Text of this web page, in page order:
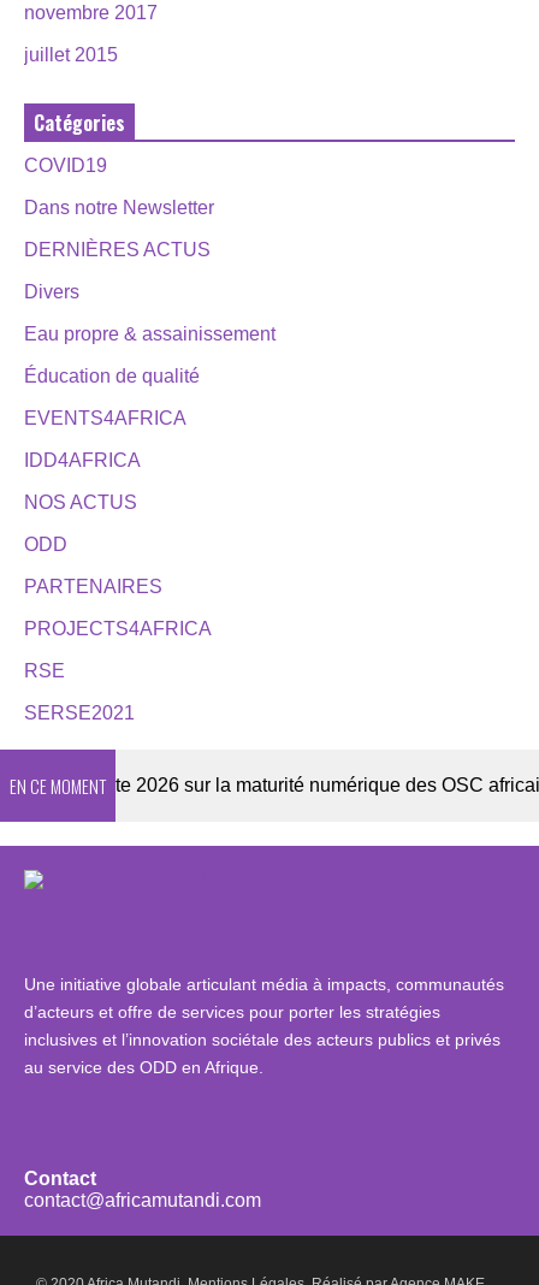
novembre 2017
juillet 2015
Catégories
COVID19
Dans notre Newsletter
DERNIÈRES ACTUS
Divers
Eau propre & assainissement
Éducation de qualité
EVENTS4AFRICA
IDD4AFRICA
NOS ACTUS
ODD
PARTENAIRES
PROJECTS4AFRICA
RSE
SERSE2021
EN CE MOMENT
Enquête 2026 sur la maturité numérique des OSC africaines
Une initiative globale articulant média à impacts, communautés
d’acteurs et offre de services pour porter les stratégies
inclusives et l’innovation sociétale des acteurs publics et privés
au service des ODD en Afrique.
Contact
contact@africamutandi.com